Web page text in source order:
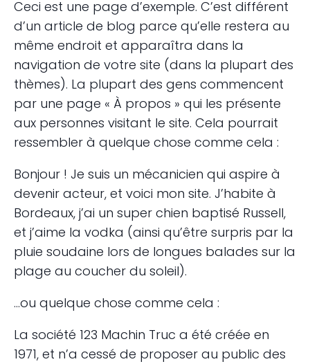
Ceci est une page d’exemple. C’est différent
d’un article de blog parce qu’elle restera au
même endroit et apparaîtra dans la
navigation de votre site (dans la plupart des
thèmes). La plupart des gens commencent
par une page « À propos » qui les présente
aux personnes visitant le site. Cela pourrait
ressembler à quelque chose comme cela :
Bonjour ! Je suis un mécanicien qui aspire à
devenir acteur, et voici mon site. J’habite à
Bordeaux, j’ai un super chien baptisé Russell,
et j’aime la vodka (ainsi qu’être surpris par la
pluie soudaine lors de longues balades sur la
plage au coucher du soleil).
…ou quelque chose comme cela :
La société 123 Machin Truc a été créée en
1971, et n’a cessé de proposer au public des